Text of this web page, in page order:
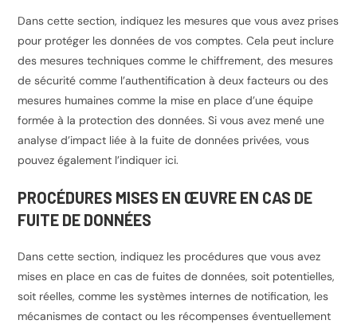
Dans cette section, indiquez les mesures que vous avez prises
pour protéger les données de vos comptes. Cela peut inclure
des mesures techniques comme le chiffrement, des mesures
de sécurité comme l’authentification à deux facteurs ou des
mesures humaines comme la mise en place d’une équipe
formée à la protection des données. Si vous avez mené une
analyse d’impact liée à la fuite de données privées, vous
pouvez également l’indiquer ici.
PROCÉDURES MISES EN ŒUVRE EN CAS DE
FUITE DE DONNÉES
Dans cette section, indiquez les procédures que vous avez
mises en place en cas de fuites de données, soit potentielles,
soit réelles, comme les systèmes internes de notification, les
mécanismes de contact ou les récompenses éventuellement